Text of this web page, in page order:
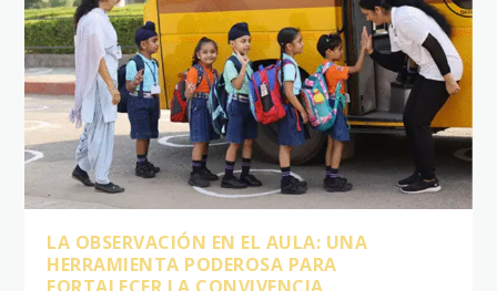
LA OBSERVACIÓN EN EL AULA: UNA
HERRAMIENTA PODEROSA PARA
FORTALECER LA CONVIVENCIA